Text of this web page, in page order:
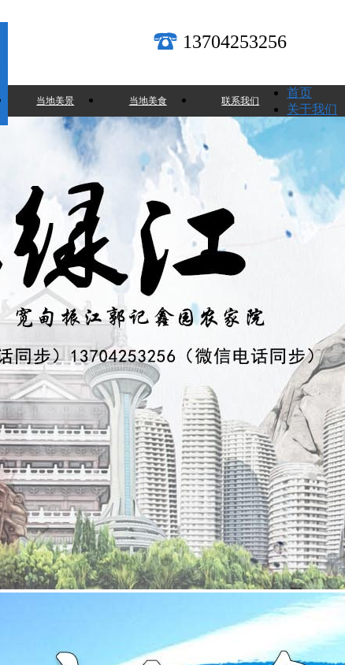
13704253256
当地美景 当地美食 联系我们
首页
关于我们